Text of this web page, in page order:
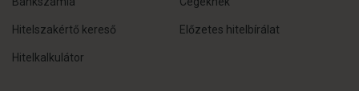
Hitelszakértő kereső Előzetes hitelbírálat
Hitelkalkulátor